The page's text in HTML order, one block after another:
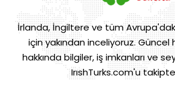
İrlanda, İngiltere ve tüm
için yakından inceliyoruz. Güncel
hakkında bilgiler, iş imkanları ve
IrıshTurks.com'u takipte